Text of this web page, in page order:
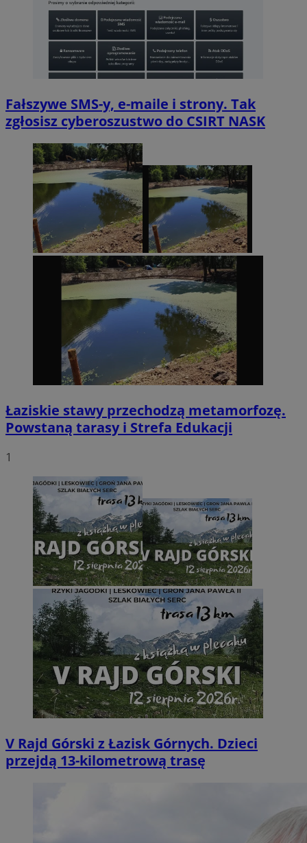
Fałszywe SMS-y, e-maile i strony. Tak
zgłosisz cyberoszustwo do CSIRT NASK
Łaziskie stawy przechodzą metamorfozę.
Powstaną tarasy i Strefa Edukacji
1
V Rajd Górski z Łazisk Górnych. Dzieci
przejdą 13-kilometrową trasę